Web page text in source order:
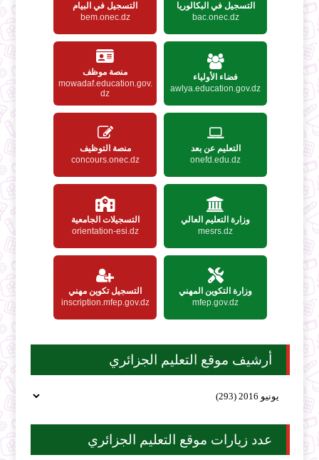
التسجيل في البكالوريا
bac.onec.dz
التسجيل في البيام
bem.onec.dz
فضاء الأولياء
awlya.education.gov.dz
منصة موظف
mowadaf.education.gov.
dz
التعليم عن بعد
onefd.edu.dz
منصة التوظيف
concours.onec.dz
وزارة التعليم العالي
mesrs.dz
التسجيلات الجامعية
orientation-esi.dz
وزارة التكوين المهني
mfep.gov.dz
التسجيل تكوين مهني
inscription.mfep.gov.dz
أرشيف موقع التعليم الجزائري
عدد زيارات موقع التعليم الجزائري